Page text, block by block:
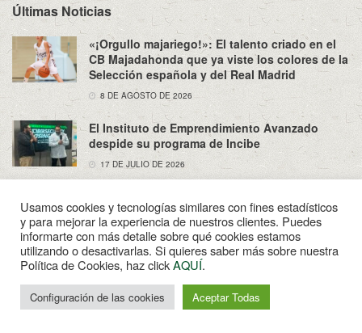
Últimas Noticias
«¡Orgullo majariego!»: El talento criado en el
CB Majadahonda que ya viste los colores de la
Selección española y del Real Madrid
8 DE AGOSTO DE 2026
El Instituto de Emprendimiento Avanzado
despide su programa de Incibe
17 DE JULIO DE 2026
Sobre Nosotros Política de Privacidad
Aviso Legal
Contacto
© 2022Enpapel- Tu periodico de Madahonda.
Usamos cookies y tecnologías similares con fines estadísticos
y para mejorar la experiencia de nuestros clientes. Puedes
informarte con más detalle sobre qué cookies estamos
utilizando o desactivarlas. Si quieres saber más sobre nuestra
Política de Cookies, haz clickAQUÍ.
Configuración de las cookies Aceptar Todas